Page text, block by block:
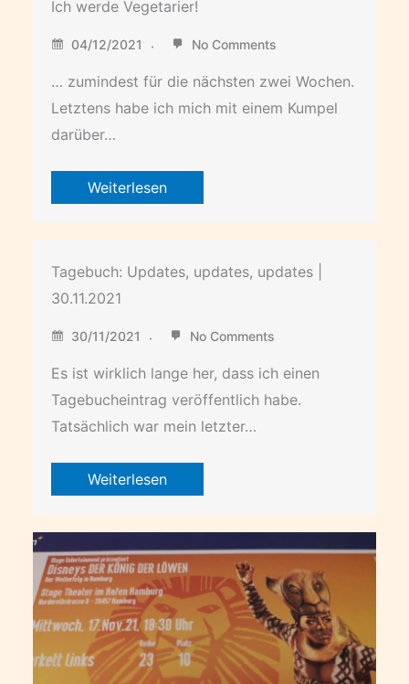
Ich werde Vegetarier!
04/12/2021 No Comments
… zumindest für die nächsten zwei Wochen.
Letztens habe ich mich mit einem Kumpel
darüber…
Weiterlesen
Tagebuch: Updates, updates, updates |
30.11.2021
30/11/2021 No Comments
Es ist wirklich lange her, dass ich einen
Tagebucheintrag veröffentlich habe.
Tatsächlich war mein letzter…
Weiterlesen